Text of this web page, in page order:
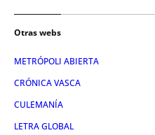
Otras webs
METRÓPOLI ABIERTA
CRÓNICA VASCA
CULEMANÍA
LETRA GLOBAL